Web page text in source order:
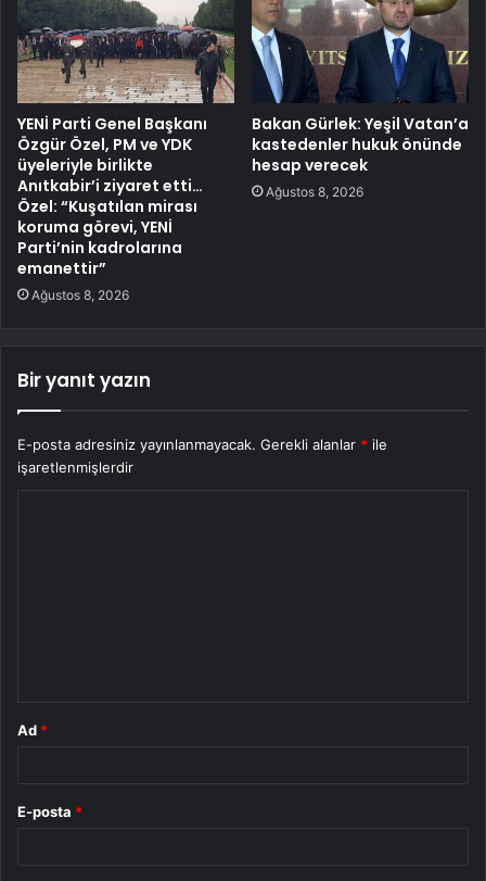
YENİ Parti Genel Başkanı
Özgür Özel, PM ve YDK
üyeleriyle birlikte
Anıtkabir’i ziyaret etti…
Özel: “Kuşatılan mirası
koruma görevi, YENİ
Parti’nin kadrolarına
emanettir”
Ağustos 8, 2026
Bakan Gürlek: Yeşil Vatan’a
kastedenler hukuk önünde
hesap verecek
Ağustos 8, 2026
Bir yanıt yazın
E-posta adresiniz yayınlanmayacak. Gerekli alanlar * ile
işaretlenmişlerdir
Ad *
E-posta *